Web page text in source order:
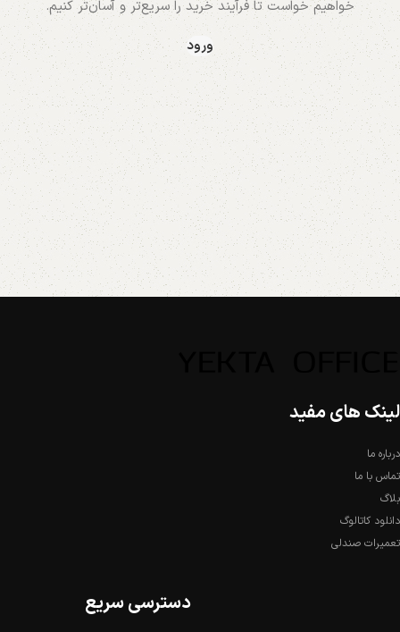
خواهیم خواست تا فرآیند خرید را سریع‌تر و آسان‌تر کنیم.
ورود
لینک های مفید
درباره ما
تماس با ما
بلاگ
دانلود کاتالوگ
تعمیرات صندلی
دسترسی سریع